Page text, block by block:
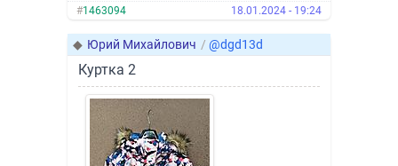
#1463094 18.01.2024 - 19:24
◆ Юрий Михайлович / @dgd13d
Куртка 2